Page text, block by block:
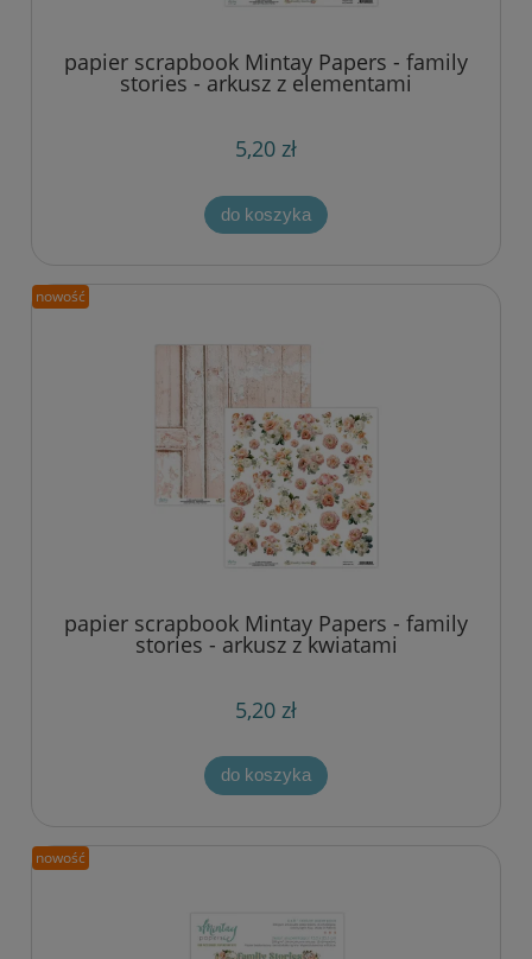
papier scrapbook Mintay Papers - family
stories - arkusz z elementami
5,20 zł
do koszyka
papier scrapbook Mintay Papers - family
stories - arkusz z kwiatami
5,20 zł
do koszyka
nowość
nowość